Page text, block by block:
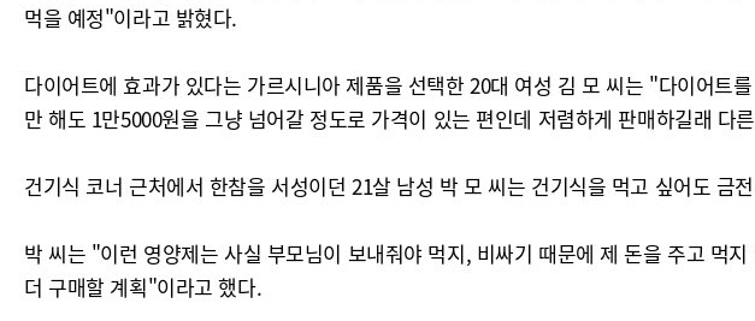
먹을 예정"이라고 밝혔다.
다이어트에 효과가 있다는 가르시니아 제품을 선택한 20대 여성 김 모 씨는 "다이어
만 해도 1만5000원을 그냥 넘어갈 정도로 가격이 있는 편인데 저렴하게 판매하길래 다
건기식 코너 근처에서 한참을 서성이던 21살 남성 박 모 씨는 건기식을 먹고 싶어도 금
박 씨는 "이런 영양제는 사실 부모님이 보내줘야 먹지, 비싸기 때문에 제 돈을 주고 먹
더 구매할 계획"이라고 했다.